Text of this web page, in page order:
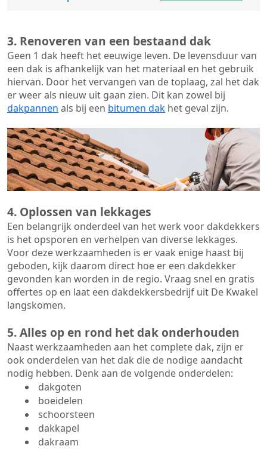
3. Renoveren van een bestaand dak
Geen 1 dak heeft het eeuwige leven. De levensduur van
een dak is afhankelijk van het materiaal en het gebruik
hiervan. Door het vervangen van de toplaag, zal het dak
er weer als nieuw uit gaan zien. Dit kan zowel bij
dakpannen als bij een bitumen dak het geval zijn.
4. Oplossen van lekkages
Een belangrijk onderdeel van het werk voor dakdekkers
is het opsporen en verhelpen van diverse lekkages.
Voor deze werkzaamheden is er vaak enige haast bij
geboden, kijk daarom direct hoe er een dakdekker
gevonden kan worden in de regio. Vraag snel en gratis
offertes op en laat een dakdekkersbedrijf uit De Kwakel
langskomen.
5. Alles op en rond het dak onderhouden
Naast werkzaamheden aan het complete dak, zijn er
ook onderdelen van het dak die de nodige aandacht
nodig hebben. Denk aan de volgende onderdelen:
dakgoten
boeidelen
schoorsteen
dakkapel
dakraam